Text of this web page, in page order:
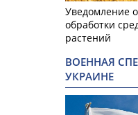
Уведомление
обработки
растений
ВОЕННАЯ
УКРАИНЕ